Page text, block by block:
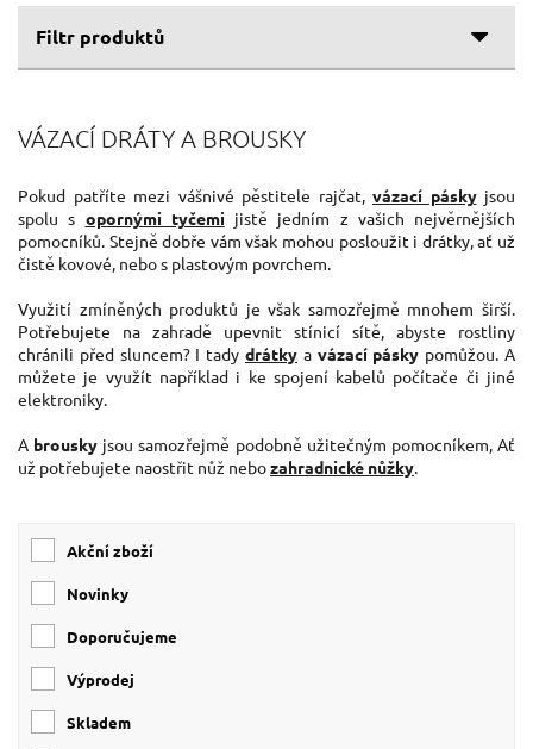
Filtr produktů
VÁZACÍ DRÁTY A BROUSKY
Pokud patříte mezi vášnivé pěstitele rajčat, vázací páskyjsou
spolu s opornými tyčemijistě jedním z vašich nejvěrnějších
pomocníků. Stejně dobře vám však mohou posloužit i drátky, ať už
čistě kovové, nebo s plastovým povrchem.
Využití zmíněných produktů je však samozřejmě mnohem širší.
Potřebujete na zahradě upevnit stínicí sítě, abyste rostliny
chránili před sluncem? I tady drátky a vázací pásky pomůžou. A
můžete je využít například i ke spojení kabelů počítače či jiné
elektroniky.
A brousky jsou samozřejmě podobně užitečným pomocníkem, Ať
už potřebujete naostřit nůž nebozahradnické nůžky.
Akční zboží
Novinky
Doporučujeme
Výprodej
skladem